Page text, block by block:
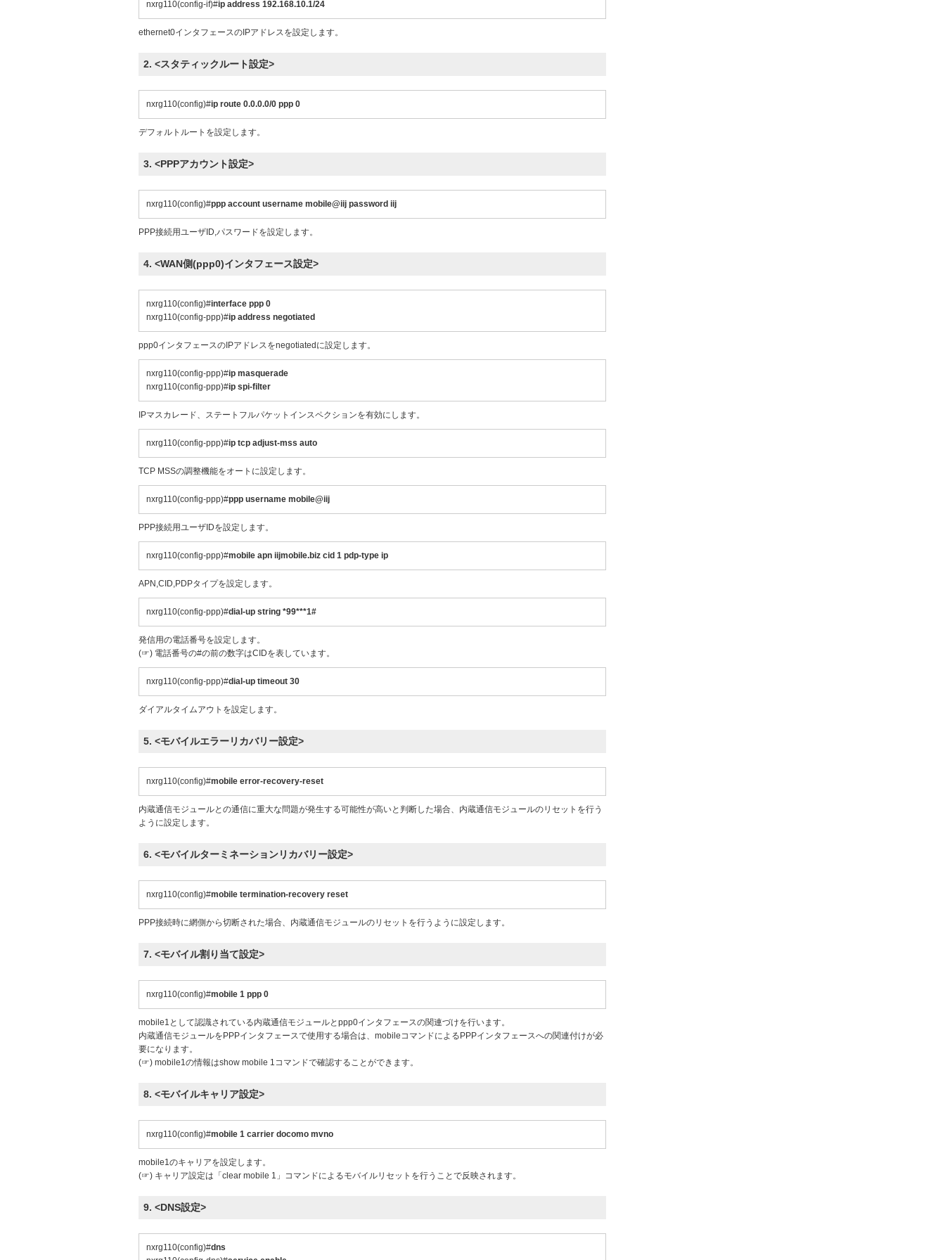
nxrg110(config-if)#ip address 192.168.10.1/24
ethernet0インタフェースのIPアドレスを設定します。
2. <スタティックルート設定>
nxrg110(config)#ip route 0.0.0.0/0 ppp 0
デフォルトルートを設定します。
3. <PPPアカウント設定>
nxrg110(config)#ppp account username mobile@iij password iij
PPP接続用ユーザID,パスワードを設定します。
4. <WAN側(ppp0)インタフェース設定>
nxrg110(config)#interface ppp 0
nxrg110(config-ppp)#ip address negotiated
ppp0インタフェースのIPアドレスをnegotiatedに設定します。
nxrg110(config-ppp)#ip masquerade
nxrg110(config-ppp)#ip spi-filter
IPマスカレード、ステートフルパケットインスペクションを有効にします。
nxrg110(config-ppp)#ip tcp adjust-mss auto
TCP MSSの調整機能をオートに設定します。
nxrg110(config-ppp)#ppp username mobile@iij
PPP接続用ユーザIDを設定します。
nxrg110(config-ppp)#mobile apn iijmobile.biz cid 1 pdp-type ip
APN,CID,PDPタイプを設定します。
nxrg110(config-ppp)#dial-up string *99***1#
発信用の電話番号を設定します。
(☞) 電話番号の#の前の数字はCIDを表しています。
nxrg110(config-ppp)#dial-up timeout 30
ダイアルタイムアウトを設定します。
5. <モバイルエラーリカバリー設定>
nxrg110(config)#mobile error-recovery-reset
内蔵通信モジュールとの通信に重大な問題が発生する可能性が高いと判断した場合、内蔵通信モジュールのリセットを行う
ように設定します。
6. <モバイルターミネーションリカバリー設定>
nxrg110(config)#mobile termination-recovery reset
PPP接続時に網側から切断された場合、内蔵通信モジュールのリセットを行うように設定します。
7. <モバイル割り当て設定>
nxrg110(config)#mobile 1 ppp 0
mobile1として認識されている内蔵通信モジュールとppp0インタフェースの関連づけを行います。
内蔵通信モジュールをPPPインタフェースで使用する場合は、mobileコマンドによるPPPインタフェースへの関連付けが必
要になります。
(☞) mobile1の情報はshow mobile 1コマンドで確認することができます。
8. <モバイルキャリア設定>
nxrg110(config)#mobile 1 carrier docomo mvno
mobile1のキャリアを設定します。
(☞) キャリア設定は「clear mobile 1」コマンドによるモバイルリセットを行うことで反映されます。
9. <DNS設定>
nxrg110(config)#dns